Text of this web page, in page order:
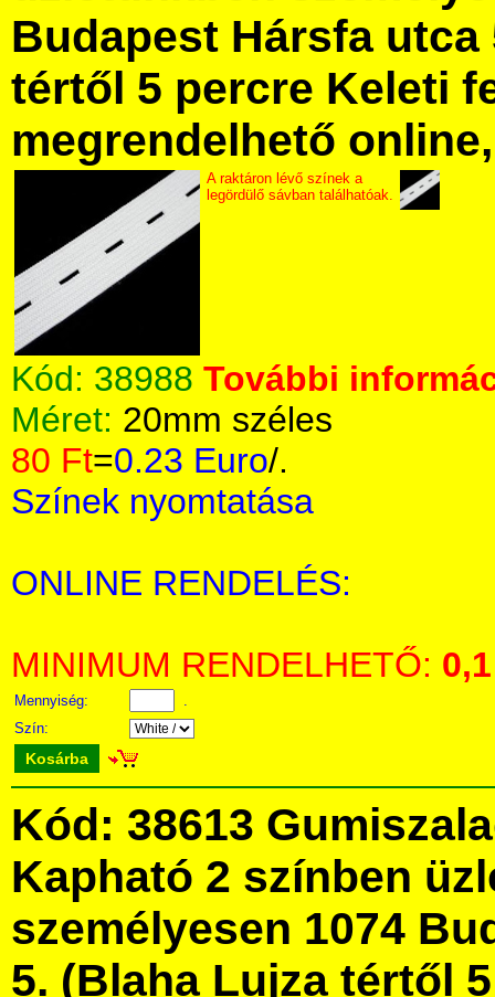
Budapest Hársfa utca
tértől 5 percre Keleti
megrendelhető
A raktáron lévő színek a
legördülő sávban találhatóak.
Kód: 38988 További
Méret: 20mm széles
80 Ft=0.23 Euro/.
Színek nyomtatása
ONLINE RENDELÉS:
MINIMUM RENDELHETŐ: 0,1
Mennyiség:
.
Szín:
Kosárba
Kód: 38613
Kapható 2 színben
személyesen 1074
5. (Blaha Lujza tértől